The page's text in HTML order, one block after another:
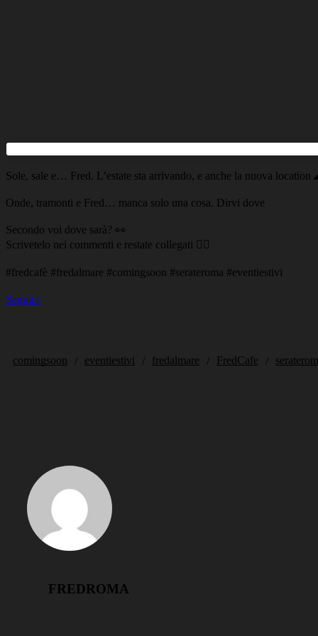
Sole, sale e… Fred. L’estate sta arrivando, e anche la nuova location
Onde, tramonti e Fred… manca solo una cosa. Dirvi dove
Secondo voi dove sarà? 👀
Scrivetelo nei commenti e restate collegati 👇🏼
#fredcafè #fredalmare #comingsoon #serateroma #eventiestivi
Seguici
comingsoon / eventiestivi / fredalmare / FredCafe /
FREDROMA